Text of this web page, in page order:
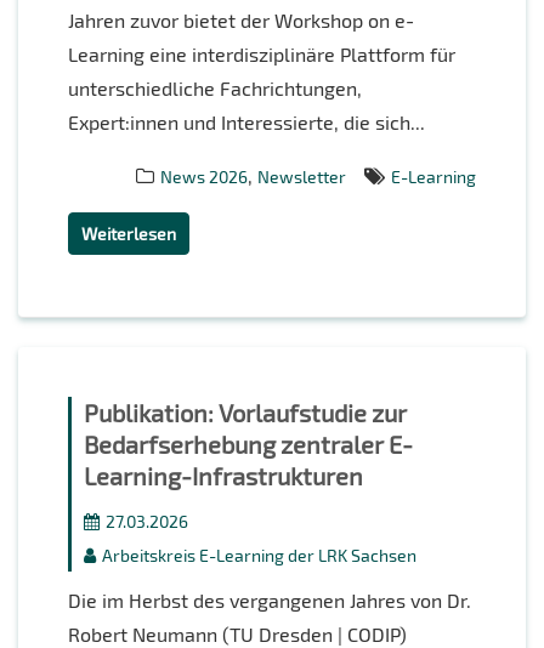
Jahren zuvor bietet der Workshop on e-
Learning eine interdisziplinäre Plattform für
unterschiedliche Fachrichtungen,
Expert:innen und Interessierte, die sich...
News 2026, Newsletter E-Learning
Weiterlesen
Publikation: Vorlaufstudie zur
Bedarfserhebung zentraler E-
Learning-Infrastrukturen
27.03.2026
Arbeitskreis E-Learning der LRK Sachsen
Die im Herbst des vergangenen Jahres von Dr.
Robert Neumann (TU Dresden | CODIP)